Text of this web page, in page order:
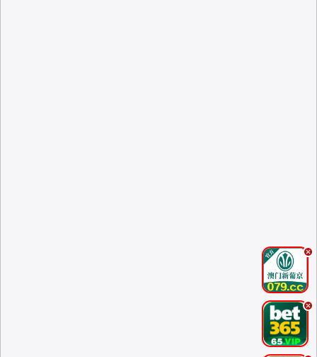
.
.